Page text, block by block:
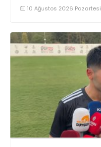
10 Ağustos 2026 Pazartesi